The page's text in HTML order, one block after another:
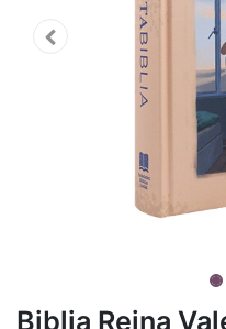
Biblia Reina